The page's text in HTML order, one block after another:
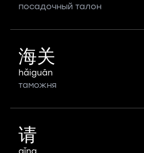
посадочный талон
海关
hǎiguān
таможня
请